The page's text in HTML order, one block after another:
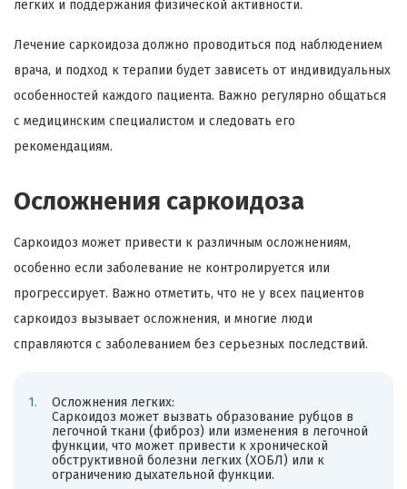
легких и поддержания физической активности.
Лечение саркоидоза должно проводиться под наблюдением
врача, и подход к терапии будет зависеть от индивидуальных
особенностей каждого пациента. Важно регулярно общаться
с медицинским специалистом и следовать его
рекомендациям.
Осложнения саркоидоза
Саркоидоз может привести к различным осложнениям,
особенно если заболевание не контролируется или
прогрессирует. Важно отметить, что не у всех пациентов
саркоидоз вызывает осложнения, и многие люди
справляются с заболеванием без серьезных последствий.
Осложнения легких:
Саркоидоз может вызвать образование рубцов в
легочной ткани (фиброз) или изменения в легочной
функции, что может привести к хронической
обструктивной болезни легких (ХОБЛ) или к
ограничению дыхательной функции.